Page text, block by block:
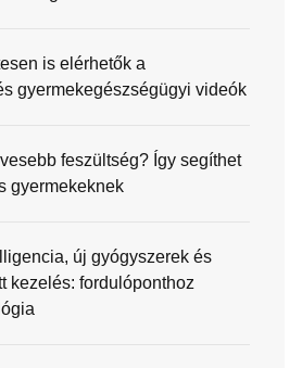
is elérhetők a
gyermekegészségügyi videók
feszültség? Így segíthet
gyermekeknek
új gyógyszerek és
kezelés: fordulóponthoz